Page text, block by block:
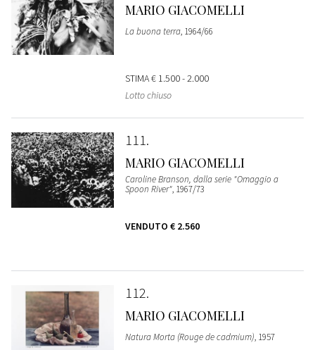
MARIO GIACOMELLI
La buona terra, 1964/66
STIMA€ 1.500 - 2.000
Lotto chiuso
111
MARIO GIACOMELLI
Caroline Branson, dalla serie "Omaggio a
Spoon River", 1967/73
VENDUTO € 2.560
112
MARIO GIACOMELLI
Natura Morta (Rouge de cadmium), 1957